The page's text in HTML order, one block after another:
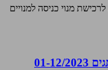
מנוי כניסה למנויים
רישומים יבוא עקיף 2023 / דירוג מותגים 01-12/2023